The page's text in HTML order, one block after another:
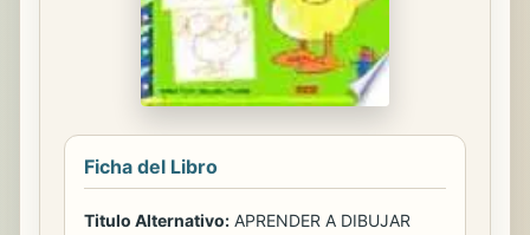
Ficha del Libro
Titulo Alternativo: APRENDER A DIBUJAR